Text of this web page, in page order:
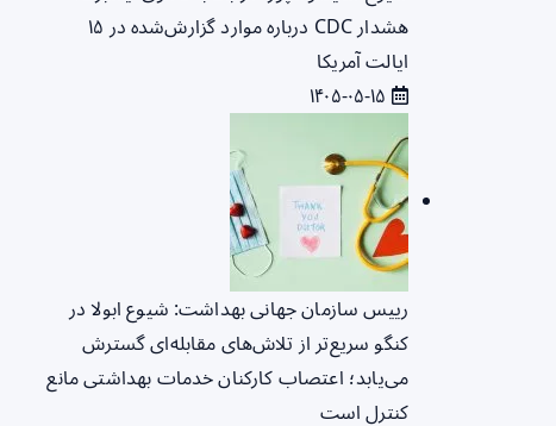
هشدار CDC درباره موارد گزارش‌شده در ۱۵
ایالت آمریکا
رییس سازمان جهانی بهداشت: شیوع ابولا در
کنگو سریع‌تر از تلاش‌های مقابله‌ای گسترش
می‌یابد؛ اعتصاب کارکنان خدمات بهداشتی مانع
کنترل است